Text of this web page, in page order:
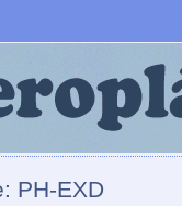
PH-EXD